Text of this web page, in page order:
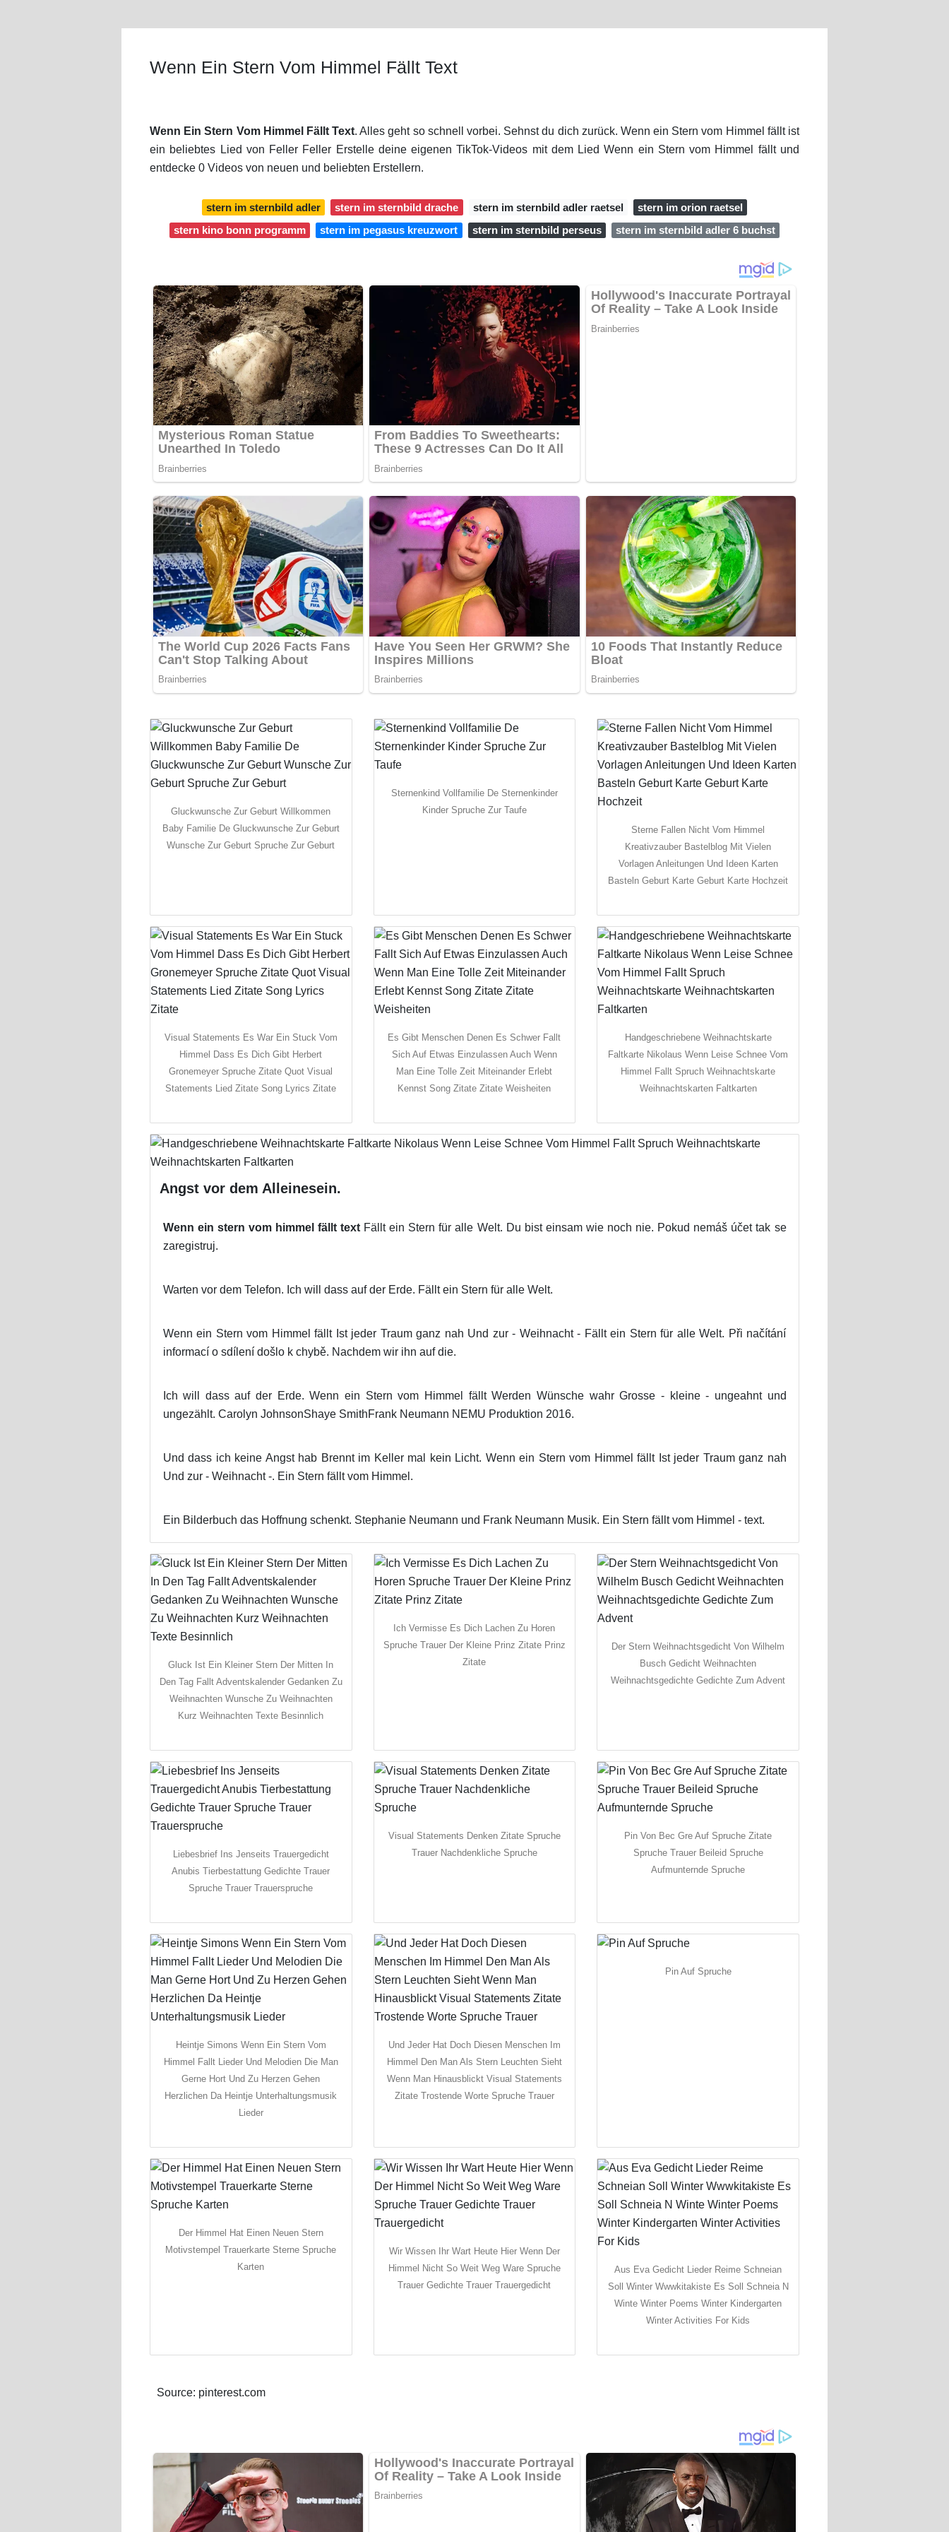
Wenn Ein Stern Vom Himmel Fällt Text
Wenn Ein Stern Vom Himmel Fällt Text. Alles geht so schnell vorbei. Sehnst du dich zurück. Wenn ein Stern vom Himmel fällt ist
ein beliebtes Lied von Feller Feller Erstelle deine eigenen TikTok-Videos mit dem Lied Wenn ein Stern vom Himmel fällt und
entdecke 0 Videos von neuen und beliebten Erstellern.
stern im sternbild adler stern im sternbild drache stern im sternbild adler raetsel
stern im orion raetsel
stern kino bonn programm
stern im pegasus kreuzwort stern im sternbild perseus stern im sternbild adler 6 buchst
Gluckwunsche Zur Geburt Willkommen
Baby Familie De Gluckwunsche Zur Geburt
Wunsche Zur Geburt Spruche Zur Geburt
Sternenkind Vollfamilie De Sternenkinder
Kinder Spruche Zur Taufe
Sterne Fallen Nicht Vom Himmel
Kreativzauber Bastelblog Mit Vielen
Vorlagen Anleitungen Und Ideen Karten
Basteln Geburt Karte Geburt Karte Hochzeit
Visual Statements Es War Ein Stuck Vom
Himmel Dass Es Dich Gibt Herbert
Gronemeyer Spruche Zitate Quot Visual
Statements Lied Zitate Song Lyrics Zitate
Es Gibt Menschen Denen Es Schwer Fallt
Sich Auf Etwas Einzulassen Auch Wenn
Man Eine Tolle Zeit Miteinander Erlebt
Kennst Song Zitate Zitate Weisheiten
Handgeschriebene Weihnachtskarte
Faltkarte Nikolaus Wenn Leise Schnee Vom
Himmel Fallt Spruch Weihnachtskarte
Weihnachtskarten Faltkarten
Angst vor dem Alleinesein.
Wenn ein stern vom himmel fällt text Fällt ein Stern für alle Welt. Du bist einsam wie noch nie. Pokud nemáš účet tak se
zaregistruj.
Warten vor dem Telefon. Ich will dass auf der Erde. Fällt ein Stern für alle Welt.
Wenn ein Stern vom Himmel fällt Ist jeder Traum ganz nah Und zur - Weihnacht - Fällt ein Stern für alle Welt. Při načítání
informací o sdílení došlo k chybě. Nachdem wir ihn auf die.
Ich will dass auf der Erde. Wenn ein Stern vom Himmel fällt Werden Wünsche wahr Grosse - kleine - ungeahnt und
ungezählt. Carolyn JohnsonShaye SmithFrank Neumann NEMU Produktion 2016.
Und dass ich keine Angst hab Brennt im Keller mal kein Licht. Wenn ein Stern vom Himmel fällt Ist jeder Traum ganz nah
Und zur - Weihnacht -. Ein Stern fällt vom Himmel.
Ein Bilderbuch das Hoffnung schenkt. Stephanie Neumann und Frank Neumann Musik. Ein Stern fällt vom Himmel - text.
Gluck Ist Ein Kleiner Stern Der Mitten In
Den Tag Fallt Adventskalender Gedanken Zu
Weihnachten Wunsche Zu Weihnachten
Kurz Weihnachten Texte Besinnlich
Ich Vermisse Es Dich Lachen Zu Horen
Spruche Trauer Der Kleine Prinz Zitate Prinz
Zitate
Der Stern Weihnachtsgedicht Von Wilhelm
Busch Gedicht Weihnachten
Weihnachtsgedichte Gedichte Zum Advent
Liebesbrief Ins Jenseits Trauergedicht
Anubis Tierbestattung Gedichte Trauer
Spruche Trauer Trauerspruche
Visual Statements Denken Zitate Spruche
Trauer Nachdenkliche Spruche
Pin Von Bec Gre Auf Spruche Zitate
Spruche Trauer Beileid Spruche
Aufmunternde Spruche
Heintje Simons Wenn Ein Stern Vom
Himmel Fallt Lieder Und Melodien Die Man
Gerne Hort Und Zu Herzen Gehen
Herzlichen Da Heintje Unterhaltungsmusik
Lieder
Und Jeder Hat Doch Diesen Menschen Im
Himmel Den Man Als Stern Leuchten Sieht
Wenn Man Hinausblickt Visual Statements
Zitate Trostende Worte Spruche Trauer
Pin Auf Spruche
Der Himmel Hat Einen Neuen Stern
Motivstempel Trauerkarte Sterne Spruche
Karten
Wir Wissen Ihr Wart Heute Hier Wenn Der
Himmel Nicht So Weit Weg Ware Spruche
Trauer Gedichte Trauer Trauergedicht
Aus Eva Gedicht Lieder Reime Schneian
Soll Winter Wwwkitakiste Es Soll Schneia N
Winte Winter Poems Winter Kindergarten
Winter Activities For Kids
Source: pinterest.com